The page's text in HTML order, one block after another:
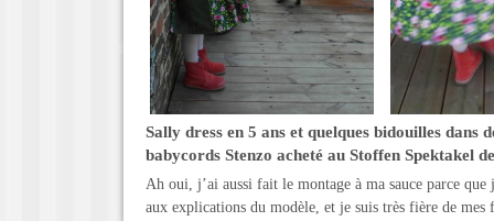
Sally dress en 5 ans et quelques bidouilles dans
babycords Stenzo acheté au Stoffen Spektakel
Ah oui, j’ai aussi fait le montage à ma sauce parce
aux explications du modèle, et je suis très fière de mes